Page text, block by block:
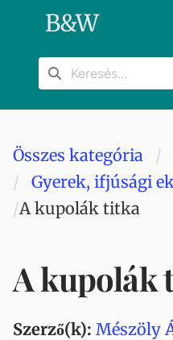
B&W
Összes kategória
Gyerek, ifjúsági
A kupolák titka
A kupolák
Szerző(k): Mészöly